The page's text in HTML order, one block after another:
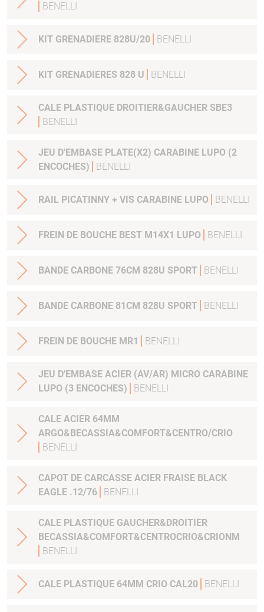
BENELLI
KIT GRENADIERE 828U/20 BENELLI
KIT GRENADIERES 828 U BENELLI
CALE PLASTIQUE DROITIER&GAUCHER SBE3
BENELLI
JEU D'EMBASE PLATE(X2) CARABINE LUPO (2
ENCOCHES)
BENELLI
RAIL PICATINNY + VIS CARABINE LUPO BENELLI
FREIN DE BOUCHE BEST M14X1 LUPO BENELLI
BANDE CARBONE 76CM 828U SPORT BENELLI
BANDE CARBONE 81CM 828U SPORT BENELLI
FREIN DE BOUCHE MR1 BENELLI
JEU D'EMBASE ACIER (AV/AR) MICRO CARABINE
LUPO (3 ENCOCHES)
BENELLI
CALE ACIER 64MM
ARGO&BECASSIA&COMFORT&CENTRO/CRIO
BENELLI
CAPOT DE CARCASSE ACIER FRAISE BLACK
EAGLE .12/76
BENELLI
CALE PLASTIQUE GAUCHER&DROITIER
BECASSIA&COMFORT&CENTROCRIO&CRIONM
BENELLI
CALE PLASTIQUE 64MM CRIO CAL20 BENELLI